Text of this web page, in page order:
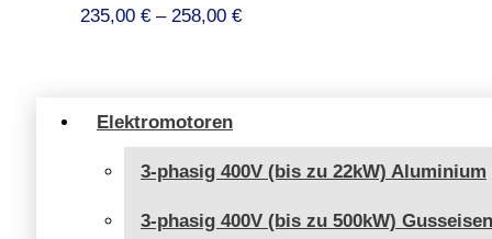
Elektromotoren
3-phasig 400V (bis zu 22kW) Aluminium
3-phasig 400V (bis zu 500kW) Gusseisen
235,00 € – 258,00 €Preisspanne: